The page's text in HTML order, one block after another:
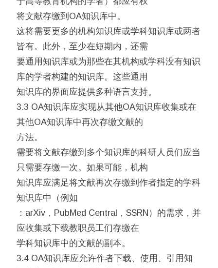
将文献存缴到OA知识库中。
这将需要更多的机构知识库或学科知识库或两者
皆有。此外，至少在短期内，还需
要通用知识库或为那些在其机构或学科没有知识
库的学者构建的知识库。这些通用
知识库的界面应提供多种语言支持。
3.3 OA知识库应实现从其他OA知识库收集或在
其他OA知识库中再次存缴文献的
方法。
需要将文献存缴到多个知识库的科研人员们应当
只需要存缴一次。如果可能，机构
知识库应满足将文献再次存缴到作者指定的学科
知识库中（例如
：arXiv，PubMed Central，SSRN）的需求，并
应收集或下载教职员工们存缴在
学科知识库中的文献的副本。
3.4 OA知识库应允许作者下载、使用、引用知